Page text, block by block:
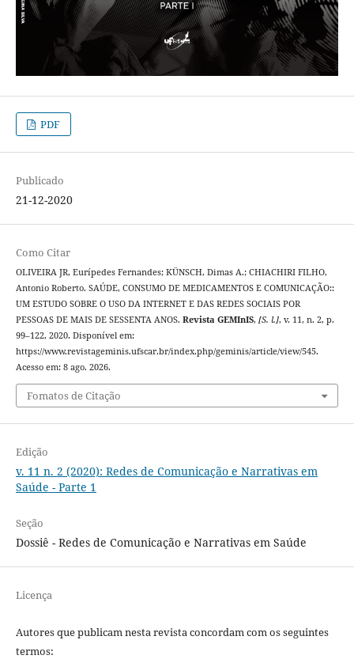
PDF
Publicado
21-12-2020
Como Citar
OLIVEIRA JR, Eurípedes Fernandes; KÜNSCH, Dimas A.; CHIACHIRI FILHO,
Antonio Roberto. SAÚDE, CONSUMO DE MEDICAMENTOS E COMUNICAÇÃO::
UM ESTUDO SOBRE O USO DA INTERNET E DAS REDES SOCIAIS POR
PESSOAS DE MAIS DE SESSENTA ANOS. Revista GEMInIS, [S. l.], v. 11, n. 2, p.
99–122, 2020. Disponível em:
https://www.revistageminis.ufscar.br/index.php/geminis/article/view/545.
Acesso em: 8 ago. 2026.
Fomatos de Citação
Edição
v. 11 n. 2 (2020): Redes de Comunicação e Narrativas em
Saúde - Parte 1
Seção
Dossiê - Redes de Comunicação e Narrativas em Saúde
Licença
Autores que publicam nesta revista concordam com os seguintes
termos: